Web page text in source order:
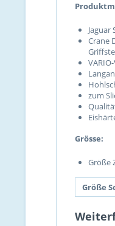
Jaguar
Crane
zum
Grösse:
Größe
Größe